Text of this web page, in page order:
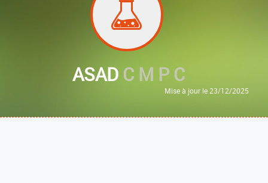
ASADC M P C
Mise à jour le 23/12/2025